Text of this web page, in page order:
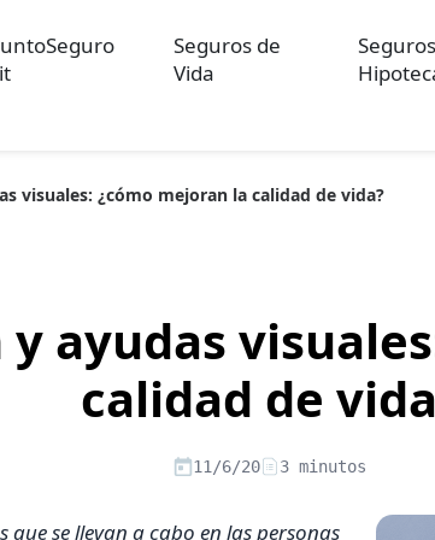
Seguros de
Vida
visuales: ¿cómo mejoran la calidad de vida?
ayudas
calidad de
11/6/20 3 minutos
se llevan a cabo en las personas